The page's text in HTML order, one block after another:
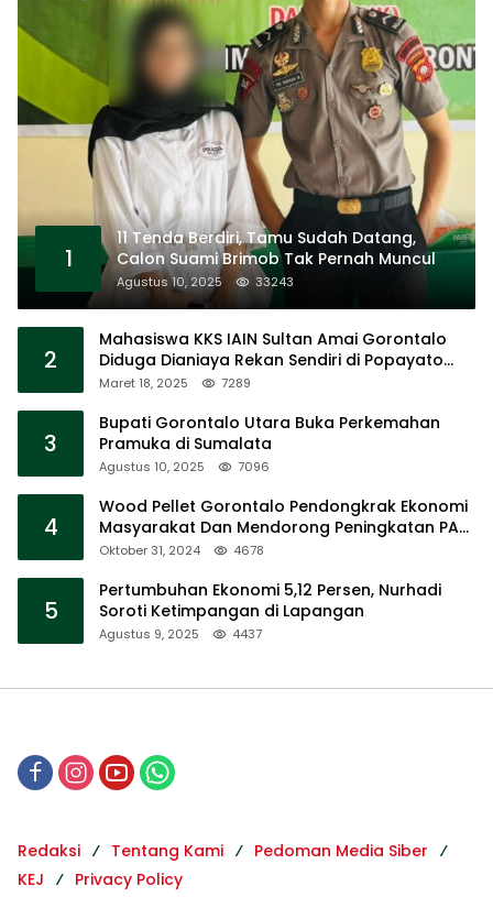
1
11 Tenda Berdiri, Tamu Sudah Datang,
Calon Suami Brimob Tak Pernah Muncul
Agustus 10, 2025 33243
2
Mahasiswa KKS IAIN Sultan Amai Gorontalo
Diduga Dianiaya Rekan Sendiri di Popayato
Barat
Maret 18, 2025 7289
3
Bupati Gorontalo Utara Buka Perkemahan
Pramuka di Sumalata
Agustus 10, 2025 7096
4
Wood Pellet Gorontalo Pendongkrak Ekonomi
Masyarakat Dan Mendorong Peningkatan PAD
Gorontalo
Oktober 31, 2024 4678
5
Pertumbuhan Ekonomi 5,12 Persen, Nurhadi
Soroti Ketimpangan di Lapangan
Agustus 9, 2025 4437
Redaksi Tentang Kami
Pedoman Media Siber
KEJ
Privacy Policy